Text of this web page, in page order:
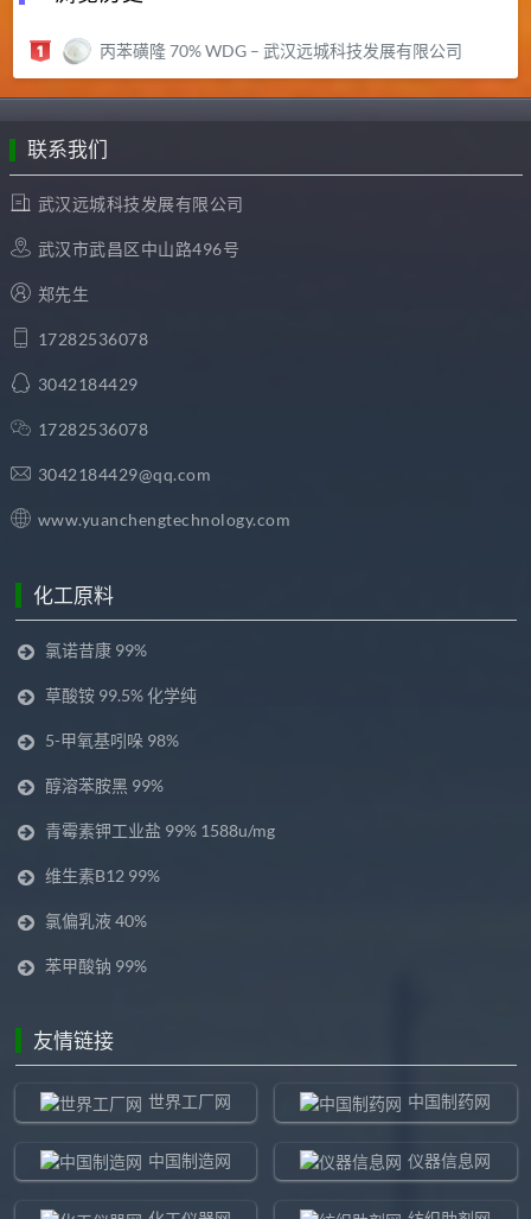
丙苯磺隆 70% WDG – 武汉远城科技发展有限公司
联系我们
武汉远城科技发展有限公司
武汉市武昌区中山路496号
郑先生
17282536078
3042184429
17282536078
3042184429@qq.com
www.yuanchengtechnology.com
化工原料
氯诺昔康 99%
草酸铵 99.5% 化学纯
5-甲氧基吲哚 98%
醇溶苯胺黑 99%
青霉素钾工业盐 99% 1588u/mg
维生素B12 99%
氯偏乳液 40%
苯甲酸钠 99%
友情链接
世界工厂网 中国制药网
中国制造网 仪器信息网